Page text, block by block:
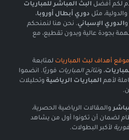
لكم أفضل البث المباشر للمباريات
مثل دوري أبطال أوروبا،
والدوري الإسباني. نحن هنا لنمنحكم
بجودة عالية وبدون تقطيع، مع
موقع أهداف لبث المباريات لمتابعة
، ونتائج المباريات فوريًا. انضموا
لأهم المباريات الرياضية وتحليلات
والمقالات الرياضية الحصرية،
لضمان أن تكونوا أول من يشاهد
لأكبر البطولات.